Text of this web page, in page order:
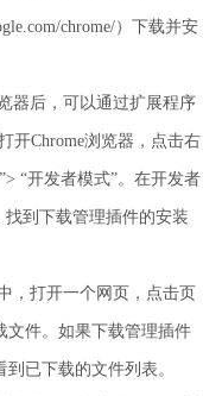
chrome/）下载并安
器后，可以通过扩展程序
开Chrome浏览器，点击右
“开发者模式”。在开发者
到下载管理插件的安装
，打开一个网页，点击页
文件。如果下载管理插件
已下载的文件列表。